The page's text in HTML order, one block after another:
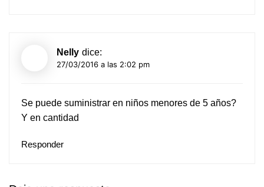
Nelly dice:
27/03/2016 a las 2:02 pm
Se puede suministrar en niños menores de 5 años?
Y en cantidad
Responder